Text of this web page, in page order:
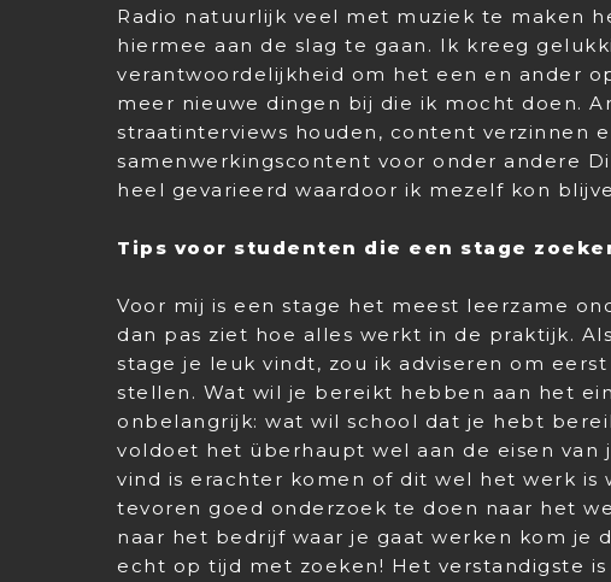
Radio natuurlijk veel met muziek te maken
hiermee aan de slag te gaan. Ik kreeg
verantwoordelijkheid om het een en ander
meer nieuwe dingen bij die ik mocht doen.
straatinterviews houden, content verzinnen
samenwerkingscontent voor onder andere
heel gevarieerd waardoor ik mezelf kon
Tips voor studenten die een stage
Voor mij is een stage het meest leerzame
dan pas ziet hoe alles werkt in de praktijk.
stage je leuk vindt, zou ik adviseren om
stellen. Wat wil je bereikt hebben aan het
onbelangrijk: wat wil school dat je hebt
voldoet het überhaupt wel aan de eisen van
vind is erachter komen of dit wel het werk is
tevoren goed onderzoek te doen naar het
naar het bedrijf waar je gaat werken kom je
echt op tijd met zoeken! Het verstandigste